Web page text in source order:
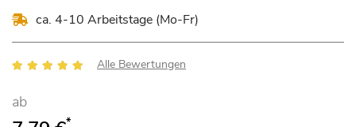
ca. 4-10 Arbeitstage (Mo-Fr)
Bewertung: Alle Bewertungen
ab
*